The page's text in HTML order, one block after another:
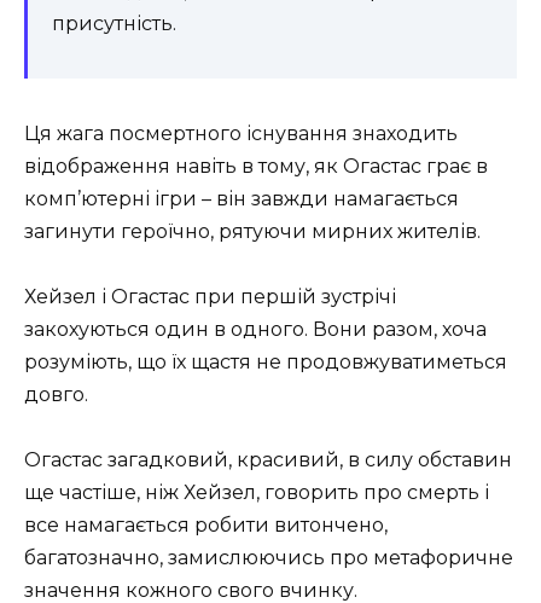
присутність.
Ця жага посмертного існування знаходить
відображення навіть в тому, як Огастас грає в
комп’ютерні ігри – він завжди намагається
загинути героїчно, рятуючи мирних жителів.
Хейзел і Огастас при першій зустрічі
закохуються один в одного. Вони разом, хоча
розуміють, що їх щастя не продовжуватиметься
довго.
Огастас загадковий, красивий, в силу обставин
ще частіше, ніж Хейзел, говорить про смерть і
все намагається робити витончено,
багатозначно, замислюючись про метафоричне
значення кожного свого вчинку.